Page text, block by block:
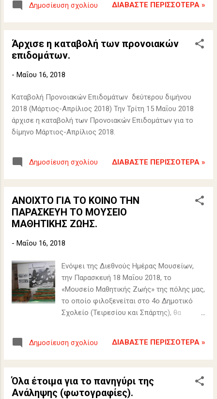
Δημοσίευση σχολίου ΔΙΑΒΆΣΤΕ ΠΕΡΙΣΣΌΤΕΡΑ »
Άρχισε η καταβολή των προνοιακών
επιδομάτων.
- Μαΐου 16, 2018
Καταβολή Προνοιακών Επιδομάτων δεύτερου διμήνου
2018 (Μάρτιος-Απρίλιος 2018) Την Τρίτη 15 Μαΐου 2018
άρχισε η καταβολή των Προνοιακών Επιδομάτων για το
δίμηνο Μάρτιος-Απρίλιος 2018.
Δημοσίευση σχολίου ΔΙΑΒΆΣΤΕ ΠΕΡΙΣΣΌΤΕΡΑ »
ΑΝΟΙΧΤΟ ΓΙΑ ΤΟ ΚΟΙΝΟ ΤΗΝ
ΠΑΡΑΣΚΕΥΗ ΤΟ ΜΟΥΣΕΙΟ
ΜΑΘΗΤΙΚΗΣ ΖΩΗΣ.
- Μαΐου 16, 2018
Eνόψει της Διεθνούς Ημέρας Μουσείων,
την Παρασκευή 18 Μαΐου 2018, το
«Μουσείο Μαθητικής Ζωής» της πόλης μας,
το οποίο φιλοξενείται στο 4ο Δημοτικό
Σχολείο (Τειρεσίου και Σπάρτης), θα
επισκεφθείτε και να παίξετε παιχνίδια
παλαιότερων εποχών «γιατί οι μικροί
θυμούνται». Υπεύθυνη «Μουσείου
Μαθητικής Ζωής» η κυρία Βουτσαδάκη
Δημοσίευση σχολίου ΔΙΑΒΆΣΤΕ ΠΕΡΙΣΣΌΤΕΡΑ »
Όλα έτοιμα για το πανηγύρι της
Ανάληψης (φωτογραφίες).